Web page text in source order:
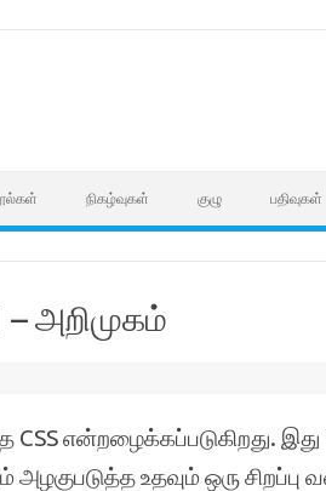
நிகழ்வுகள் குழு பதிவுகள்
– அறிமுகம்
CSS என்றழைக்கப்படுகிறது.
உதவும் ஒரு சிறப்பு